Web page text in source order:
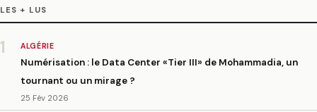
LES + LUS
1 ALGÉRIE
Numérisation : le Data Center «Tier III» de Mohammadia, un
tournant ou un mirage ?
25 Fév 2026